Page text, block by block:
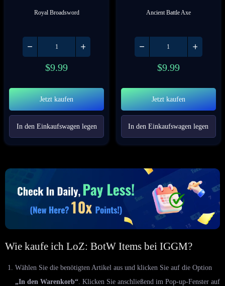
Royal Broadsword
$9.99
Jetzt kaufen
In den Einkaufswagen legen
Ancient Battle Axe
$9.99
Jetzt kaufen
In den Einkaufswagen legen
Wie kaufe ich LoZ: BotW Items bei IGGM?
Wählen Sie die benötigten Artikel aus und klicken Sie auf die Option
„In den Warenkorb“ . Klicken Sie anschließend im Pop-up-Fenster auf